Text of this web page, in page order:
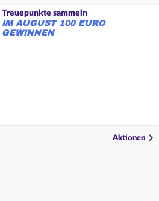
Treuepunkte sammeln
IM AUGUST 100 EURO
GEWINNEN
Aktionen